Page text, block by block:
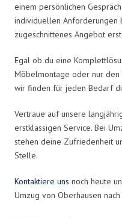
einem persönlichen
individuellen Anforderungen
zugeschnittenes Angebot
Egal ob du eine
Möbelmontage oder nur
wir finden für jeden Bedarf
Vertraue auf unsere
erstklassigen Service. Bei
stehen deine Zufriedenheit
Stelle.
Kontaktiere uns noch heute
Umzug von Oberhausen